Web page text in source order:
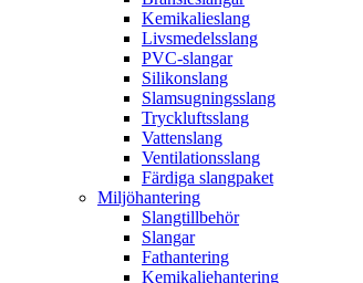
Kemikalieslang
Livsmedelsslang
PVC-slangar
Silikonslang
Slamsugningsslang
Tryckluftsslang
Vattenslang
Ventilationsslang
Färdiga slangpaket
Miljöhantering
Slangtillbehör
Slangar
Fathantering
Kemikaliehantering